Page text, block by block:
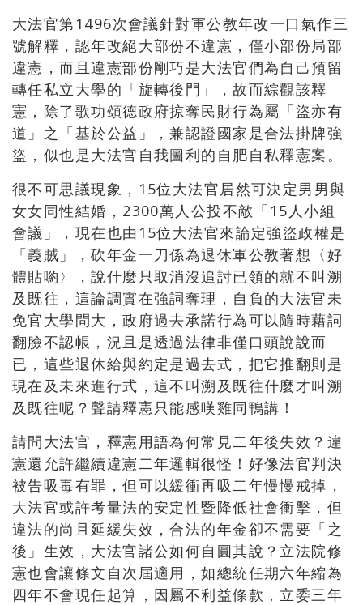
大法官第1496次會議針對軍公教年改一口氣作三
號解釋，認年改絕大部份不違憲，僅小部份局部
違憲，而且違憲部份剛巧是大法官們為自己預留
轉任私立大學的「旋轉後門」，故而綜觀該釋
憲，除了歌功頌德政府掠奪民財行為屬「盜亦有
道」之「基於公益」，兼認證國家是合法掛牌強
盜，似也是大法官自我圖利的自肥自私釋憲案。
很不可思議現象，15位大法官居然可決定男男與
女女同性結婚，2300萬人公投不敵「15人小組
會議」，現在也由15位大法官來論定強盜政權是
「義賊」，砍年金一刀係為退休軍公教著想〈好
體貼喲〉，說什麼只取消沒追討已領的就不叫溯
及既往，這論調實在強詞奪理，自負的大法官未
免官大學問大，政府過去承諾行為可以隨時藉詞
翻臉不認帳，況且是透過法律非僅口頭說說而
已，這些退休給與約定是過去式，把它推翻則是
現在及未來進行式，這不叫溯及既往什麼才叫溯
及既往呢？聲請釋憲只能感嘆雞同鴨講！
請問大法官，釋憲用語為何常見二年後失效？違
憲還允許繼續違憲二年邏輯很怪！好像法官判決
被告吸毒有罪，但可以緩衝再吸二年慢慢戒掉，
大法官或許考量法的安定性暨降低社會衝擊，但
違法的尚且延緩失效，合法的年金卻不需要「之
後」生效，大法官諸公如何自圓其說？立法院修
憲也會讓條文自次屆適用，如總統任期六年縮為
四年不會現任起算，因屬不利益條款，立委三年